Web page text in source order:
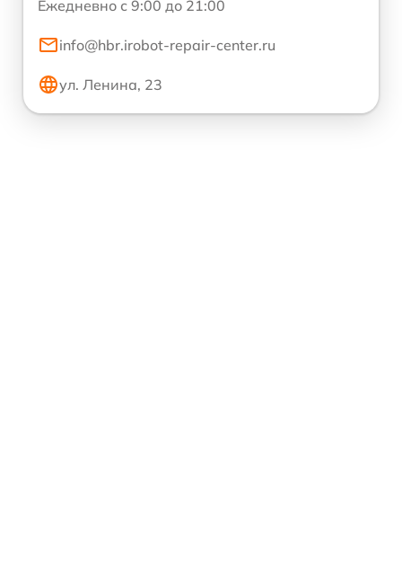
Ежедневно с 9:00 до 21:00
info@hbr.irobot-repair-center.ru
ул. Ленина, 23